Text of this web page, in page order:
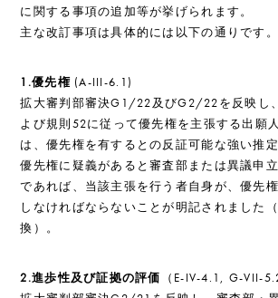
に関する事項の追加等が挙げられます。
主な改訂事項は具体的には以下の通りです。
1.優先権(A-III-6.1)
拡大審判部審決G1/22及びG2/22を反映し
よび規則52に従って優先権を主張する出願
は、優先権を有するとの反証可能な強い推
優先権に疑義があると審査部または異議申
であれば、当該主張を行う者自身が、優先
しなければならないことが明記されました
換）。
2.進歩性及び証拠の評価 （E-IV-4.1, G-VII-